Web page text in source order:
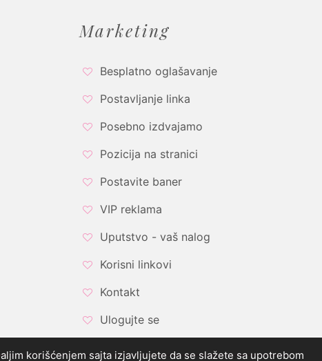
Marketing
Besplatno oglašavanje
Postavljanje linka
Posebno izdvajamo
Pozicija na stranici
Postavite baner
VIP reklama
Uputstvo - vaš nalog
Korisni linkovi
Kontakt
Ulogujte se
korišćenjem sajta izjavljujete da se slažete sa upotrebom